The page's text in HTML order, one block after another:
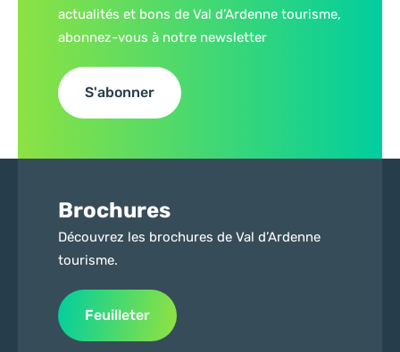
actualités et bons de Val d’Ardenne tourisme,
abonnez-vous à notre newsletter
S'abonner
Brochures
Découvrez les brochures de Val d’Ardenne
tourisme.
Feuilleter